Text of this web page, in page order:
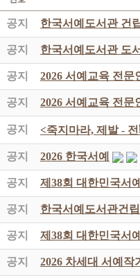
공지 한국서예도서관 건
공지 한국서예도서관 도
공지 2026 서예교육 전문
공지 2026 서예교육 전문
공지 <죽지마라, 제발 -
공지 2026 한국서예
공지 제38회 대한민국서
공지 한국서예도서관건
공지 제38회 대한민국서
공지 2026 차세대 서예